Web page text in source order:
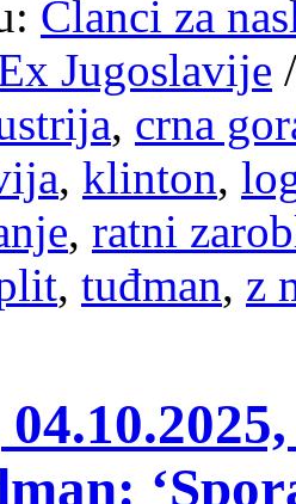
Članci za
Jugoslavije
, crna
, klinton,
, ratni
, tuđman, z